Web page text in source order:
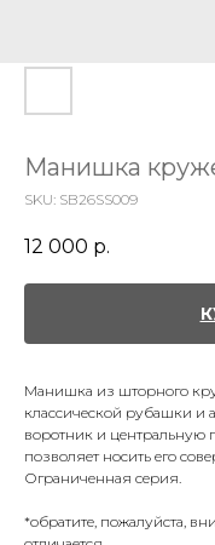
Манишка
SKU: SB26SS009
12 000 р.
Манишка из шторного
классической рубашки и
воротник и центральную
позволяет носить его
Ограниченная серия.
*обратите, пожалуйста,